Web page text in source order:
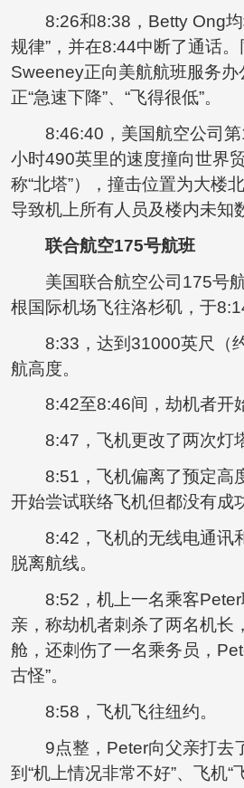
8:26和8:38，Betty Ong
规律”，并在8:44中断了通话
Sweeney正向美航航班服务办
正“急速下降”、“飞得很低”。
8:46:40，美国航空公司
小时490英里的速度撞向世界
称“北塔”），撞击位置为大楼
导致机上所有人员及楼内未知
联合航空175号航班
美国联合航空公司175号
根国际机场飞往洛杉矶，于
8:33，达到31000英尺（
航高度。
8:42至8:46间，劫机者开
8:47，飞机更改了两次灯
8:51，飞机偏离了预定高
开始尝试联络飞机但都没有成
8:42，飞机的无线电通讯
脱离航线。
8:52，机上一名乘客
亲，称劫机者刺杀了两名机长
舱，还刺伤了一名乘务员，
古怪”。
8:58，飞机飞往纽约。
9点整，Peter向父亲打去
到“机上情况非常不好”、飞机“